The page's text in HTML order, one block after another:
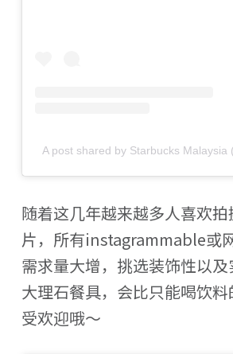
A post shared by Starbucks Malaysia
随着这几年越来越多人喜欢
片，所有instagrammable或
需求量大增，挑选装饰性以
大理石餐具，会比只能喝饮
受欢迎哦～